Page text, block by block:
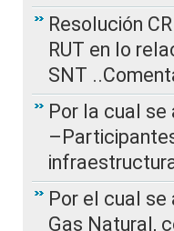
Resolución
RUT en lo
SNT
Por la cual se
Por el cual
Gas Natural,